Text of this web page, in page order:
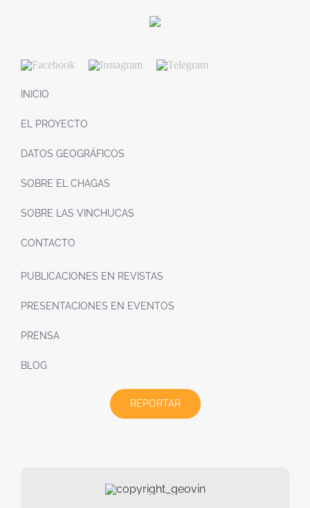
INICIO
EL PROYECTO
DATOS GEOGRÁFICOS
SOBRE EL CHAGAS
SOBRE LAS VINCHUCAS
CONTACTO
PUBLICACIONES EN REVISTAS
PRESENTACIONES EN EVENTOS
PRENSA
BLOG
REPORTAR